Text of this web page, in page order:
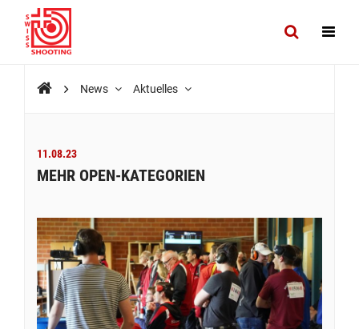
News Aktuelles
11.08.23
MEHR OPEN-KATEGORIEN